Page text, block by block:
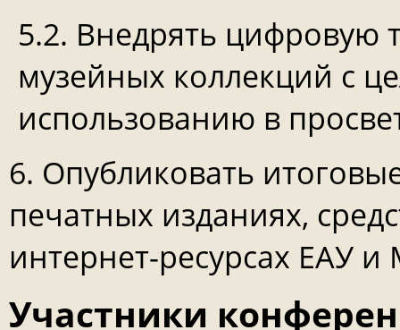
5.2. Внедрять цифровую
музейных коллекций с
использованию в
6. Опубликовать
печатных изданиях,
интернет-ресурсах ЕАУ
Участники